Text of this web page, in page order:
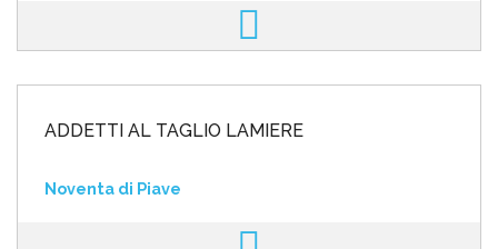
ADDETTI AL TAGLIO LAMIERE
Noventa di Piave